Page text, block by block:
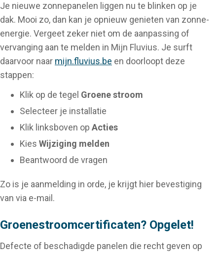
Je nieuwe zonnepanelen liggen nu te blinken op je
dak. Mooi zo, dan kan je opnieuw genieten van zonne-
energie. Vergeet zeker niet om de aanpassing of
vervanging aan te melden in Mijn Fluvius. Je surft
daarvoor naar mijn.fluvius.be en doorloopt deze
stappen:
Klik op de tegel Groene stroom
Selecteer je installatie
Klik linksboven op Acties
Kies Wijziging melden
Beantwoord de vragen
Zo is je aanmelding in orde, je krijgt hier bevestiging
van via e-mail.
Groenestroomcertificaten? Opgelet!
Defecte of beschadigde panelen die recht geven op